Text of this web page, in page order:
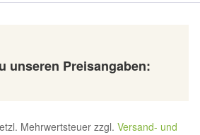
unseren Preisangaben:
Mehrwertsteuer zzgl. Versand- und